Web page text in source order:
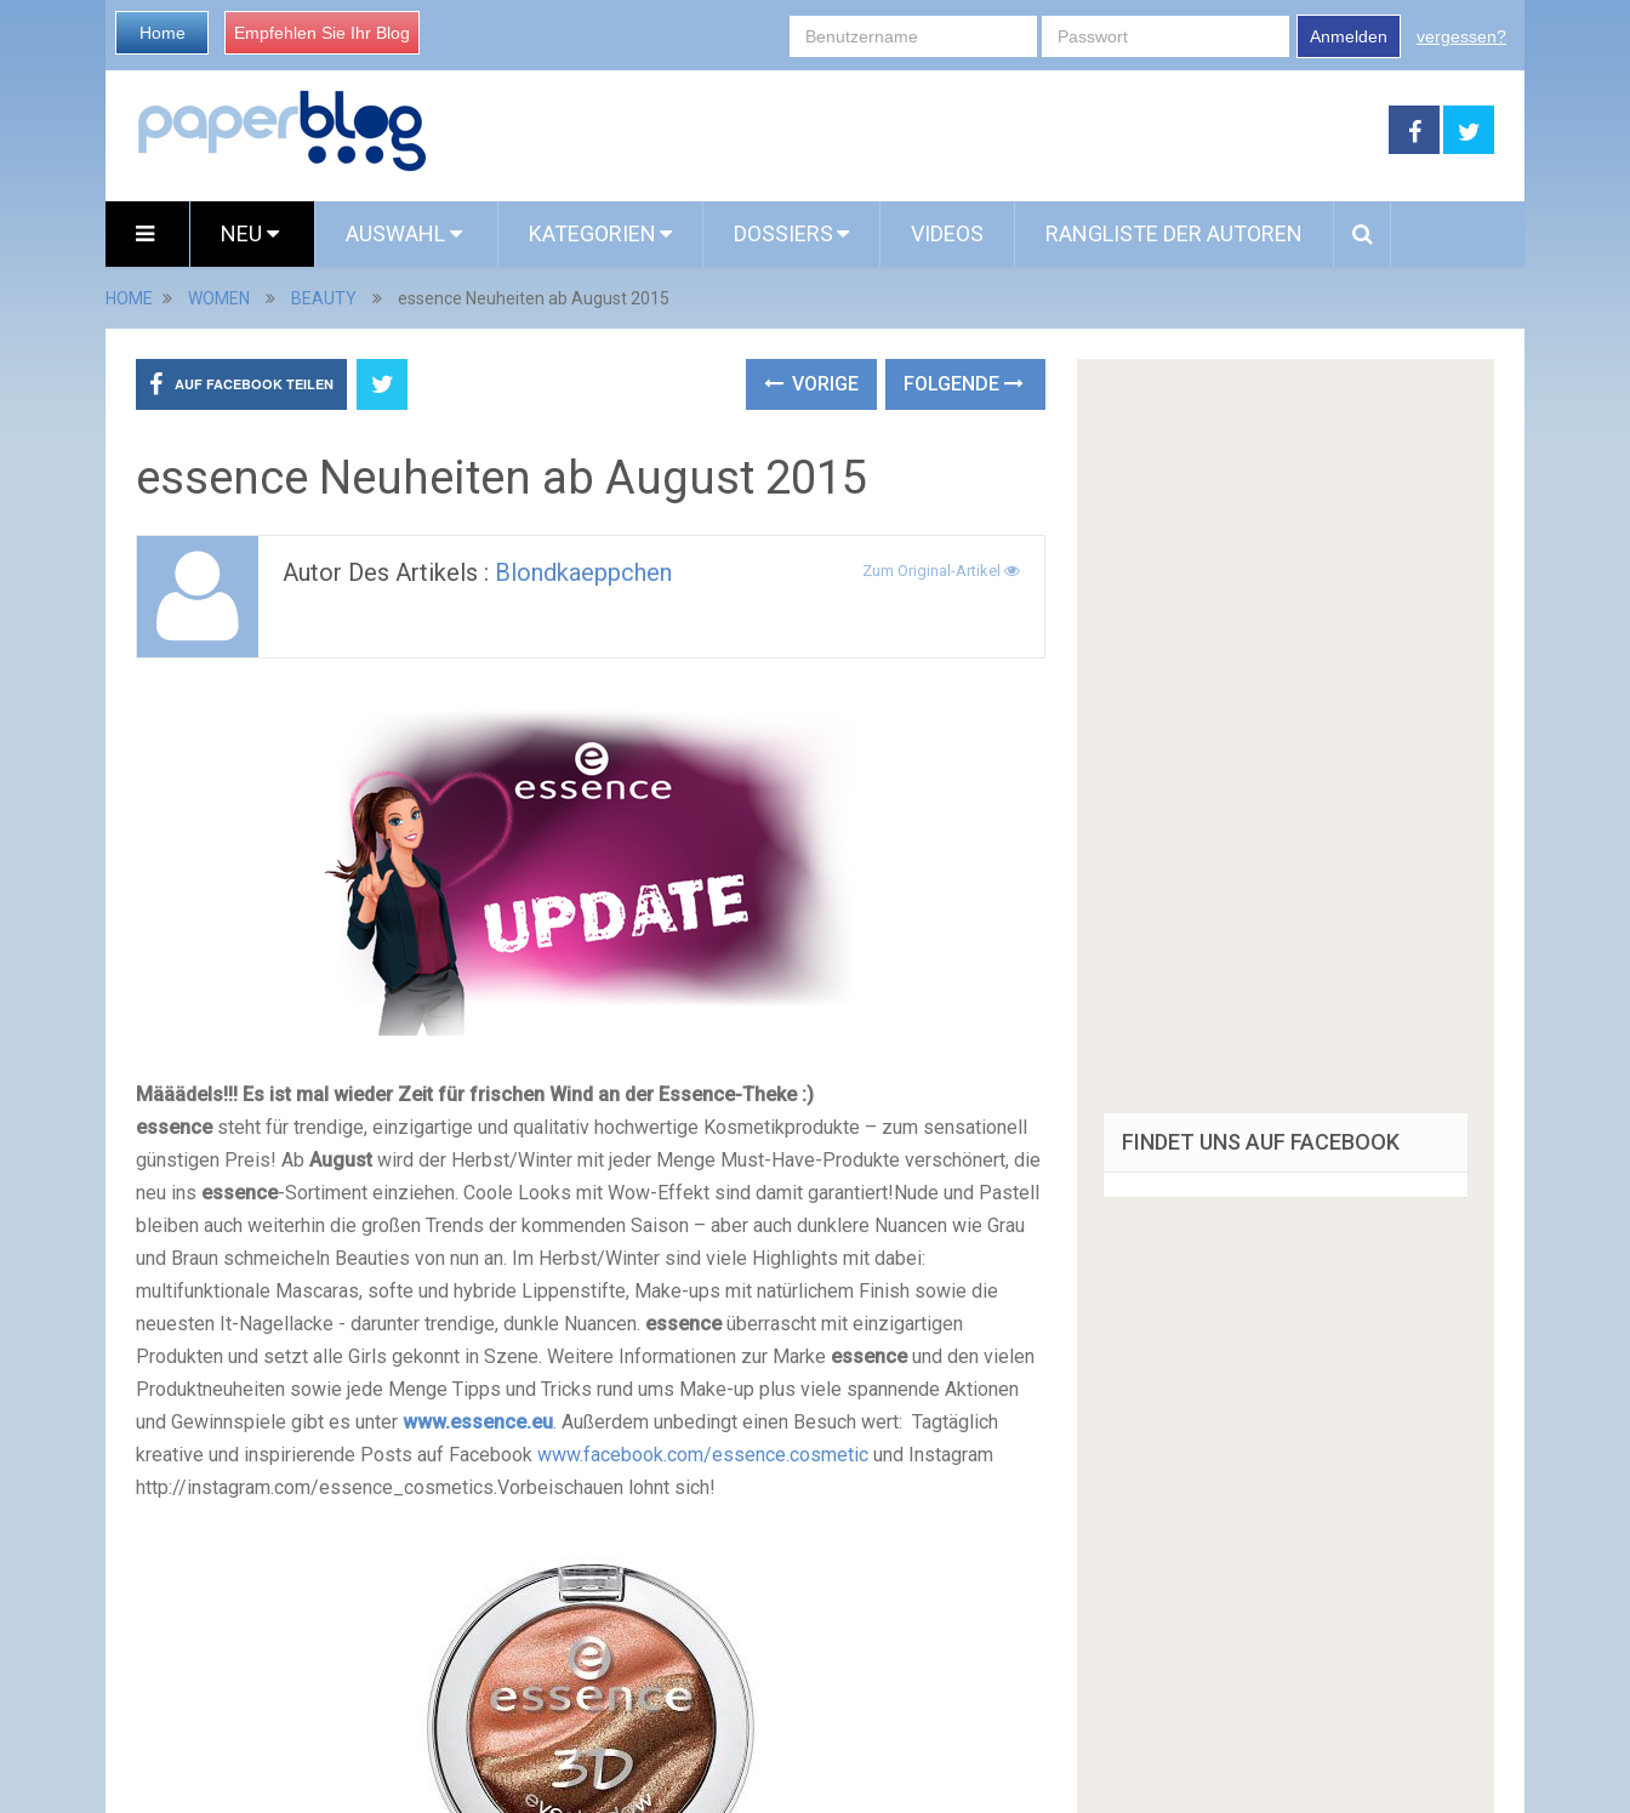
Home Empfehlen Sie Ihr Blog Anmelden vergessen?
NEU AUSWAHL KATEGORIEN DOSSIERS VIDEOS RANGLISTE DER AUTOREN
HOME WOMEN BEAUTY essence Neuheiten ab August 2015
AUF FACEBOOK TEILEN VORIGE FOLGENDE
essence Neuheiten ab August 2015
Autor Des Artikels : Blondkaeppchen Zum Original-Artikel
Määädels!!! Es ist mal wieder Zeit für frischen Wind an der Essence-Theke :)
essencesteht für trendige, einzigartige und qualitativ hochwertige Kosmetikprodukte – zum sensationell
günstigen Preis! Ab August wird der Herbst/Winter mit jeder Menge Must-Have-Produkte verschönert, die
neu ins essence-Sortiment einziehen. Coole Looks mit Wow-Effekt sind damit garantiert!Nude und Pastell
bleiben auch weiterhin die großen Trends der kommenden Saison – aber auch dunklere Nuancen wie Grau
und Braun schmeicheln Beauties von nun an. Im Herbst/Winter sind viele Highlights mit dabei:
multifunktionale Mascaras, softe und hybride Lippenstifte, Make-ups mit natürlichem Finish sowie die
neuesten It-Nagellacke - darunter trendige, dunkle Nuancen. essenceüberrascht mit einzigartigen
Produkten und setzt alle Girls gekonnt in Szene. Weitere Informationen zur Marke essenceund den vielen
Produktneuheiten sowie jede Menge Tipps und Tricks rund ums Make-up plus viele spannende Aktionen
und Gewinnspiele gibt es unter www.essence.eu. Außerdem unbedingt einen Besuch wert: Tagtäglich
kreative und inspirierende Posts auf Facebook www.facebook.com/essence.cosmetic und Instagram
http://instagram.com/essence_cosmetics.Vorbeischauen lohnt sich!
FINDET UNS AUF FACEBOOK